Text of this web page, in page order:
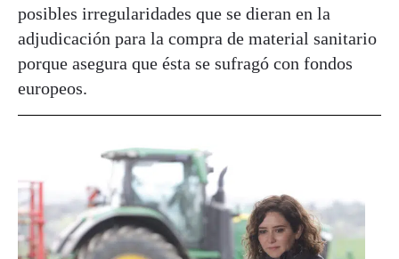
posibles irregularidades que se dieran en la
adjudicación para la compra de material sanitario
porque asegura que ésta se sufragó con fondos
europeos.